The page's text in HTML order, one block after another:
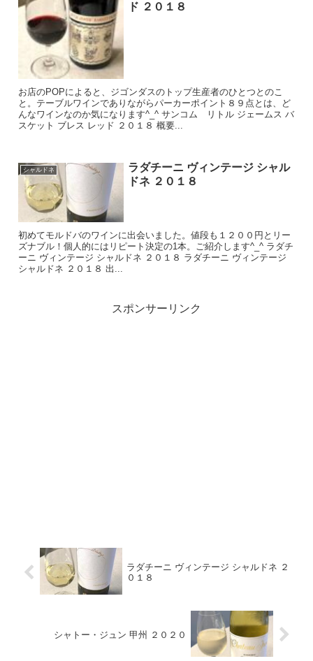
ド ２０１８
お店のPOPによると、ジゴンダスのトップ生産者のひとつとのこ
と。テーブルワインでありながらパーカーポイント８９点とは、ど
んなワインなのか気になります^_^ サンコム リトル ジェームス バ
スケット ブレス レッド ２０１８ 概要...
シャルドネ
ラダチーニ ヴィンテージ シャル
ドネ ２０１８
初めてモルドバのワインに出会いました。値段も１２００円とリー
ズナブル！個人的にはリピート決定の1本。ご紹介します^_^ ラダチ
ーニ ヴィンテージ シャルドネ ２０１８ ラダチーニ ヴィンテージ
シャルドネ ２０１８ 出...
スポンサーリンク
ラダチーニ ヴィンテージ シャルドネ ２
０１８
シャトー・ジュン 甲州 ２０２０